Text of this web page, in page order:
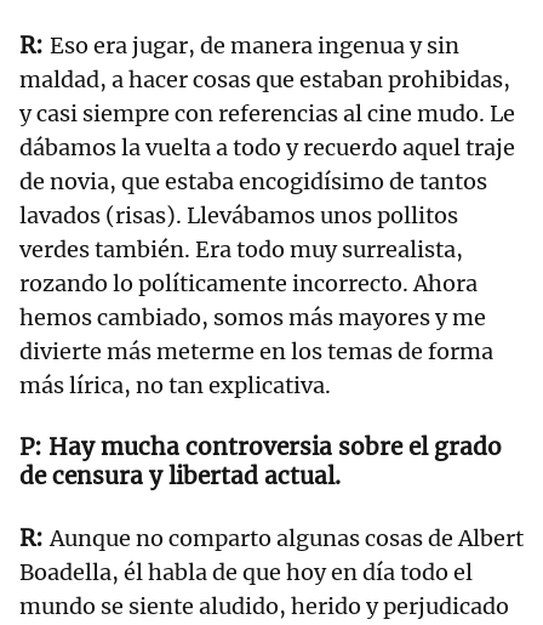
Eso era jugar, de manera ingenua y sin
maldad, a hacer cosas que estaban prohibidas,
y casi siempre con referencias al cine mudo. Le
dábamos la vuelta a todo y recuerdo aquel traje
de novia, que estaba encogidísimo de tantos
lavados (risas). Llevábamos unos pollitos
verdes también. Era todo muy surrealista,
rozando lo políticamente incorrecto. Ahora
hemos cambiado, somos más mayores y me
divierte más meterme en los temas de forma
más lírica, no tan explicativa.
Hay mucha controversia sobre el grado
de censura y libertad actual.
Aunque no comparto algunas cosas de Albert
Boadella, él habla de que hoy en día todo el
mundo se siente aludido, herido y perjudicado